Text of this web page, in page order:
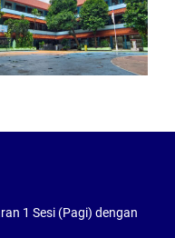
1 Sesi (Pagi) dengan